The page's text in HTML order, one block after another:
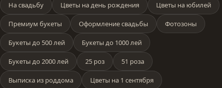
На свадьбу Цветы на день рождения Цветы на юбилей
Премиум букеты Оформление свадьбы Фотозоны
Букеты до 500 лей Букеты до 1000 лей
Букеты до 2000 лей 25 роз 51 роза
Выписка из роддома Цветы на 1 сентября